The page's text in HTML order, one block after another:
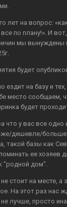
лет на вопрос:
по плану!». И
мы вынуждены
будет
ездит на базу и
место сообщаем,
будет
что у вас все
дешевле/
такой базы как
ее хозяев
"родной дом".
стоит на месте,
На этот раз нас
не лучше, просто